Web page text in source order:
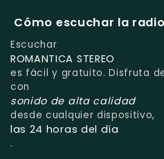
Cómo escuchar la
Escuchar
ROMANTICA STEREO
es fácil y gratuito. Disfruta
con
sonido de alta calidad
desde cualquier dispositivo,
las 24 horas del día
.